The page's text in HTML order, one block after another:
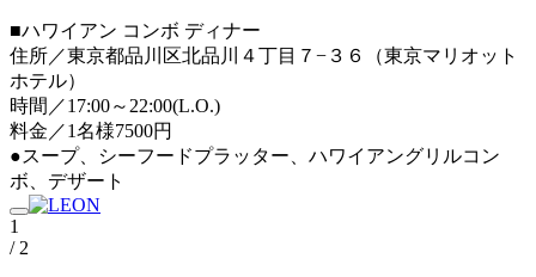
■ハワイアン コンボ ディナー
住所／東京都品川区北品川４丁目７−３６（東京マリオット
ホテル）
時間／17:00～22:00(L.O.)
料金／1名様7500円
●スープ、シーフードプラッター、ハワイアングリルコン
ボ、デザート
1
/ 2